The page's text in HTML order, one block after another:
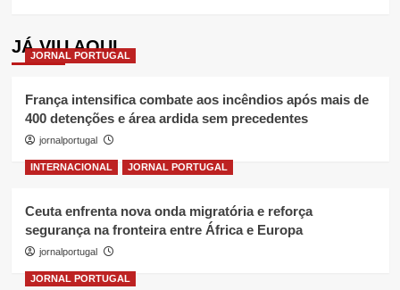
JÁ VIU AQUI
JORNAL PORTUGAL
França intensifica combate aos incêndios após mais de
400 detenções e área ardida sem precedentes
jornalportugal
INTERNACIONAL JORNAL PORTUGAL
Ceuta enfrenta nova onda migratória e reforça
segurança na fronteira entre África e Europa
jornalportugal
JORNAL PORTUGAL